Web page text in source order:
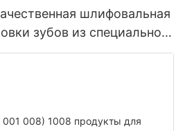
шлифовальная
зубов из специального
с крупным, средним